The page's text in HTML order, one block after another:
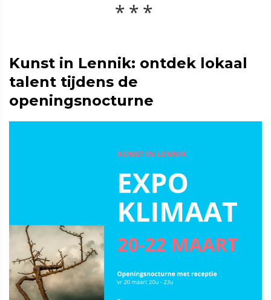
Kunst in Lennik: ontdek lokaal
talent tijdens de
openingsnocturne